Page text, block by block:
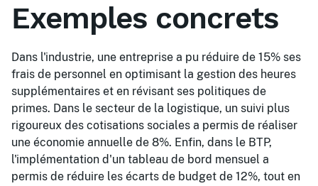
Exemples concrets
Dans l'industrie, une entreprise a pu réduire de 15% ses
frais de personnel en optimisant la gestion des heures
supplémentaires et en révisant ses politiques de
primes. Dans le secteur de la logistique, un suivi plus
rigoureux des cotisations sociales a permis de réaliser
une économie annuelle de 8%. Enfin, dans le BTP,
l'implémentation d'un tableau de bord mensuel a
permis de réduire les écarts de budget de 12%, tout en